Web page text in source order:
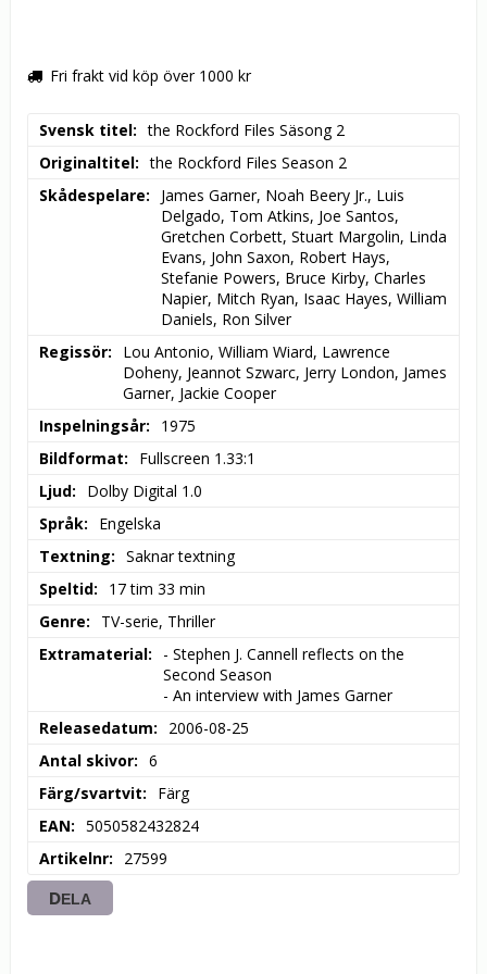
Fri frakt vid köp över 1000 kr
Svensk titel
the Rockford Files Säsong 2
Originaltitel
the Rockford Files Season 2
Skådespelare
James Garner, Noah Beery Jr., Luis
Delgado, Tom Atkins, Joe Santos,
Gretchen Corbett, Stuart Margolin, Linda
Evans, John Saxon, Robert Hays,
Stefanie Powers, Bruce Kirby, Charles
Napier, Mitch Ryan, Isaac Hayes, William
Daniels, Ron Silver
Regissör
Lou Antonio, William Wiard, Lawrence
Doheny, Jeannot Szwarc, Jerry London, James
Garner, Jackie Cooper
Inspelningsår
1975
Bildformat
Fullscreen 1.33:1
Ljud
Dolby Digital 1.0
Språk
Engelska
Textning
Saknar textning
Speltid
17 tim 33 min
Genre
TV-serie, Thriller
Extramaterial
- Stephen J. Cannell reflects on the
Second Season
- An interview with James Garner
Releasedatum
2006-08-25
Antal skivor
6
Färg/svartvit
Färg
EAN
5050582432824
Artikelnr
27599
DELA